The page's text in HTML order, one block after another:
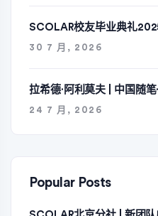
SCOLAR校友毕业典礼
30 7 月, 2026
拉希德·阿利莫夫 | 中国随
24 7 月, 2026
Popular Posts